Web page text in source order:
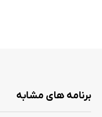
برنامه های مشابه